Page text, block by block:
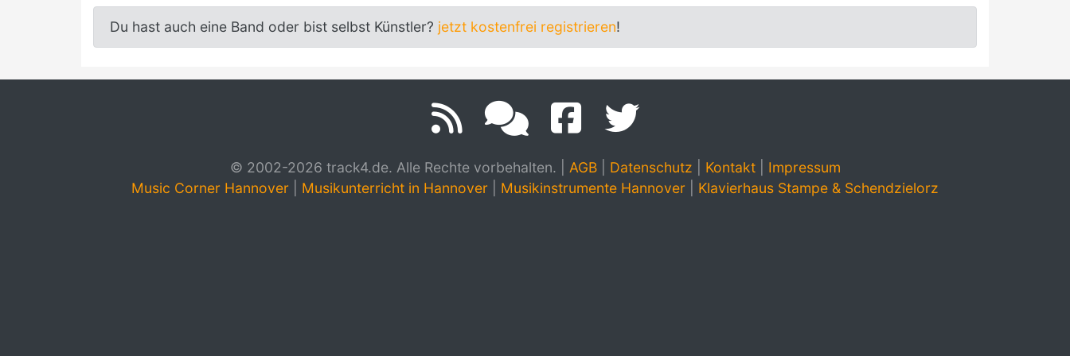
Du hast auch eine Band oder bist selbst Künstler? jetzt kostenfrei registrieren!
© 2002-2026 track4.de. Alle Rechte vorbehalten. AGB| Datenschutz Kontakt| Impressum
Music Corner Hannover
Musikunterricht in Hannover Musikinstrumente Hannover Klavierhaus Stampe & Schendzielorz